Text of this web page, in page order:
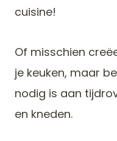
cuisine!
Of misschien
je keuken, maar
nodig is aan
en kneden.